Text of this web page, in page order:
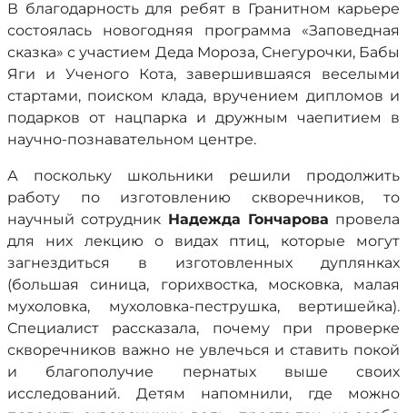
В благодарность для ребят в Гранитном карьере
состоялась новогодняя программа «Заповедная
сказка» с участием Деда Мороза, Снегурочки, Бабы
Яги и Ученого Кота, завершившаяся веселыми
стартами, поиском клада, вручением дипломов и
подарков от нацпарка и дружным чаепитием в
научно-познавательном центре.
А поскольку школьники решили продолжить
работу по изготовлению скворечников, то
научный сотрудник Надежда Гончарова провела
для них лекцию о видах птиц, которые могут
загнездиться в изготовленных дуплянках
(большая синица, горихвостка, московка, малая
мухоловка, мухоловка-пеструшка, вертишейка).
Специалист рассказала, почему при проверке
скворечников важно не увлечься и ставить покой
и благополучие пернатых выше своих
исследований. Детям напомнили, где можно